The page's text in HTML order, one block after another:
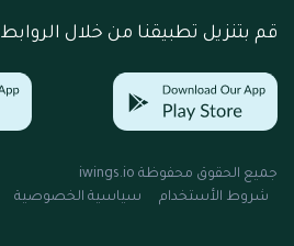
قم بتنزيل تطبيقنا من خلال الروابط
جميع الحقوق محفوظة iwings.io
شروط الأستخدام
سياسية الخصوصية